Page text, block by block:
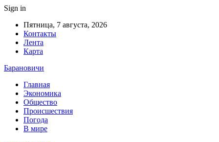
Sign in
Пятница, 7 августа, 2026
Контакты
Лента
Карта
Барановичи
Главная
Экономика
Общество
Происшествия
Погода
В мире